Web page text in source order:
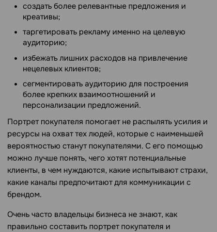
создать более релевантные предложения и
креативы;
таргетировать рекламу именно на целевую
аудиторию;
избежать лишних расходов на привлечение
нецелевых клиентов;
сегментировать аудиторию для построения
более крепких взаимоотношений и
персонализации предложений.
Портрет покупателя помогает не распылять усилия и
ресурсы на охват тех людей, которые с наименьшей
вероятностью станут покупателями. С его помощью
можно лучше понять, чего хотят потенциальные
клиенты, в чем нуждаются, какие испытывают страхи,
какие каналы предпочитают для коммуникации с
брендом.
Очень часто владельцы бизнеса не знают, как
правильно составить портрет покупателя и